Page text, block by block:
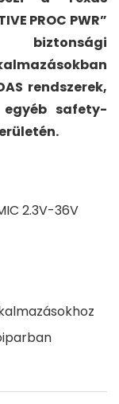
PROC PWR”
biztonsági
rendszerek,
safety-
2.3V-36V